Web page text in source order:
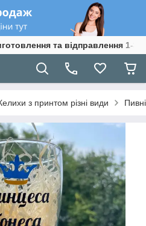
та відправлення 1-3
з принтом різні види